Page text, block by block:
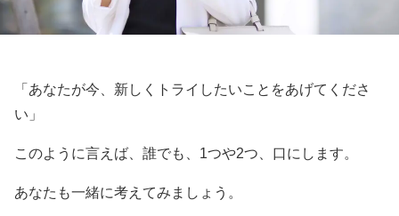
「あなたが今、新しくトライしたいことをあげてくださ
い」
このように言えば、誰でも、1つや2つ、口にします。
あなたも一緒に考えてみましょう。